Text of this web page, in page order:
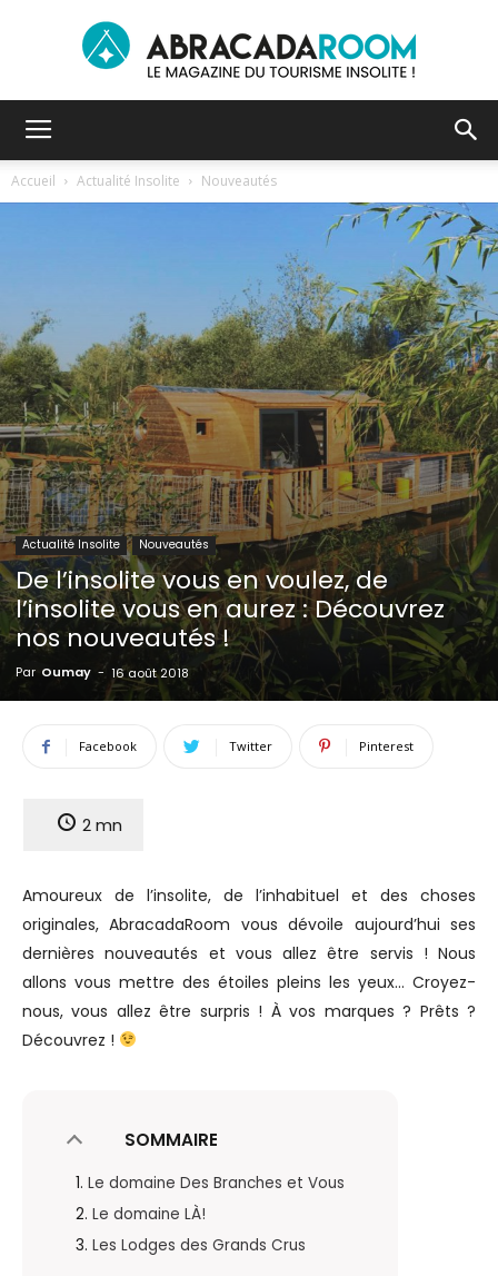
du
tourisme
insolite
Accueil Actualité Insolite Nouveautés
Actualité Insolite Nouveautés
De l’insolite vous en voulez, de
l’insolite vous en aurez : Découvrez
nos nouveautés !
Par Oumay - 16 août 2018
Facebook Twitter Pinterest
2 mn
Amoureux de l’insolite, de l’inhabituel et des choses
originales, AbracadaRoom vous dévoile aujourd’hui ses
dernières nouveautés et vous allez être servis ! Nous
allons vous mettre des étoiles pleins les yeux… Croyez-
nous, vous allez être surpris ! À vos marques ? Prêts ?
Découvrez !
SOMMAIRE
Le domaine Des Branches et Vous
Le domaine LÀ!
Les Lodges des Grands Crus